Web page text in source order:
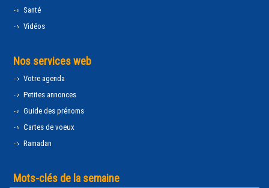
Santé
Vidéos
Nos services web
Votre agenda
Petites annonces
Guide des prénoms
Cartes de voeux
Ramadan
Mots-clés de la semaine